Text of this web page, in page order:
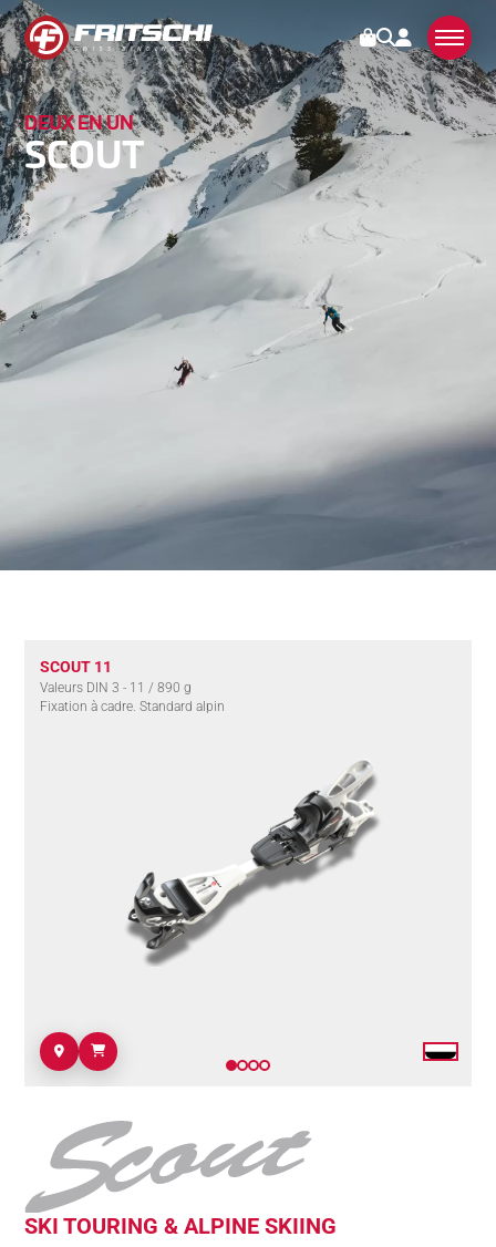
FIXATIONS
TECTON
VIPEC EVO
XENIC
ACCESSOIRES
MANIPULATION
DE NOUS
DEUX EN UN
SCOUT
SCOUT 11
Valeurs DIN 3 - 11 / 890 g
Fixation à cadre. Standard alpin
SKI TOURING & ALPINE SKIING